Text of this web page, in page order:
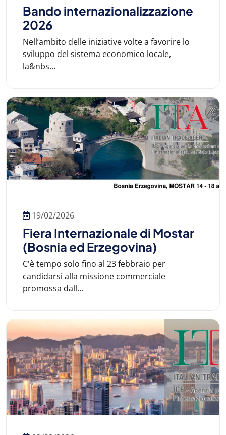
Bando internazionalizzazione
2026
Nell’ambito delle iniziative volte a favorire lo
sviluppo del sistema economico locale,
la&nbs...
19/02/2026
Fiera Internazionale di Mostar
(Bosnia ed Erzegovina)
C'è tempo solo fino al 23 febbraio per
candidarsi alla missione commerciale
promossa dall...